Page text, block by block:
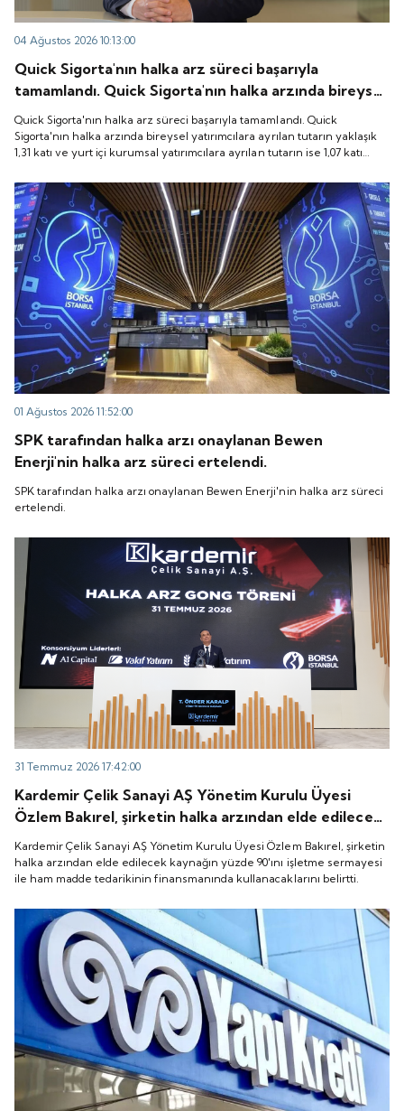
04 Ağustos 2026 10:13:00
Quick Sigorta'nın halka arz süreci başarıyla
tamamlandı. Quick Sigorta'nın halka arzında bireysel
yatırımcılara ayrılan tutarın yaklaşık 1,31 katı ve yurt
içi kurumsal yatırımcılara ayrılan tutarın ise 1,07 katı
talep geldi. Quick Sigorta, 6 Ağustos 2026 tarihinde
görmeye başlayacak.
Quick Sigorta'nın halka arz süreci başarıyla tamamlandı. Quick
Sigorta'nın halka arzında bireysel yatırımcılara ayrılan tutarın yaklaşık
1,31 katı ve yurt içi kurumsal yatırımcılara ayrılan tutarın ise 1,07 katı
koduyla Borsa İstanbul'da işlem görmeye başlayacak.
01 Ağustos 2026 11:52:00
SPK tarafından halka arzı onaylanan Bewen
Enerji'nin halka arz süreci ertelendi.
SPK tarafından halka arzı onaylanan Bewen Enerji'nin halka arz süreci
ertelendi.
31 Temmuz 2026 17:42:00
Kardemir Çelik Sanayi AŞ Yönetim Kurulu Üyesi
Özlem Bakırel, şirketin halka arzından elde edilecek
kaynağın yüzde 90'ını işletme sermayesi ile ham
madde tedarikinin finansmanında kullanacaklarını
belirtti.
Kardemir Çelik Sanayi AŞ Yönetim Kurulu Üyesi Özlem Bakırel, şirketin
halka arzından elde edilecek kaynağın yüzde 90'ını işletme sermayesi
ile ham madde tedarikinin finansmanında kullanacaklarını belirtti.